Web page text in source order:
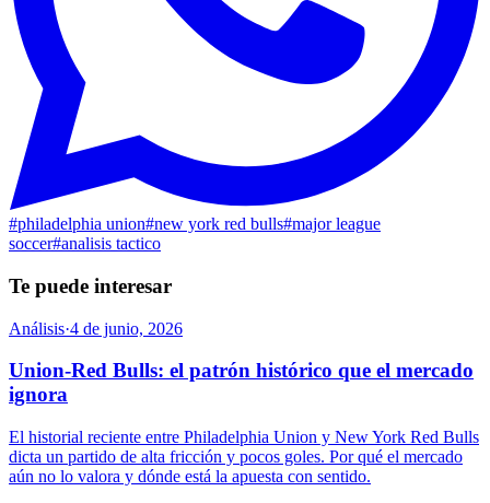
#philadelphia union#new york red bulls#major league
soccer#analisis tactico
Te puede interesar
Análisis·4 de junio, 2026
Union-Red Bulls: el patrón histórico que el mercado
ignora
El historial reciente entre Philadelphia Union y New York Red Bulls
dicta un partido de alta fricción y pocos goles. Por qué el mercado
aún no lo valora y dónde está la apuesta con sentido.